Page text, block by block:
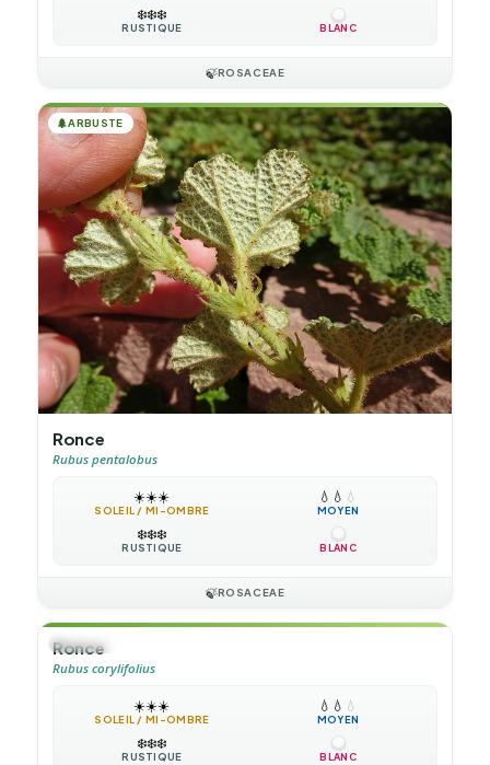
❄️❄️❄️
RUSTIQUE BLANC
🍃ROSACEAE
🌲ARBUSTE
Ronce
Rubus pentalobus
☀️☀️☀️
SOLEIL / MI-OMBRE
💧 💧 💧
MOYEN
❄️❄️❄️
RUSTIQUE BLANC
🍃ROSACEAE
🌲ARBUSTE
Ronce
Rubus corylifolius
☀️☀️☀️
SOLEIL / MI-OMBRE
💧 💧 💧
MOYEN
❄️❄️❄️
RUSTIQUE BLANC